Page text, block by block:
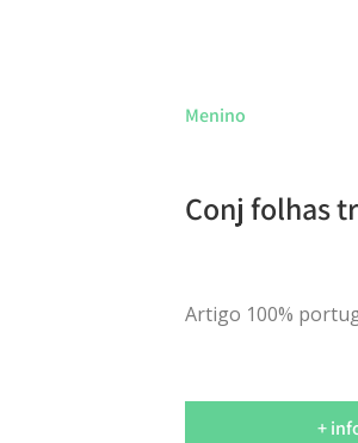
Menino
Conj folhas
Artigo 100%
+